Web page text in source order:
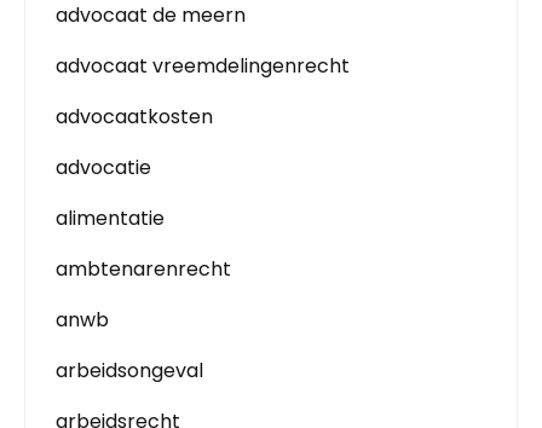
advocaat de meern
advocaat vreemdelingenrecht
advocaatkosten
advocatie
alimentatie
ambtenarenrecht
anwb
arbeidsongeval
arbeidsrecht